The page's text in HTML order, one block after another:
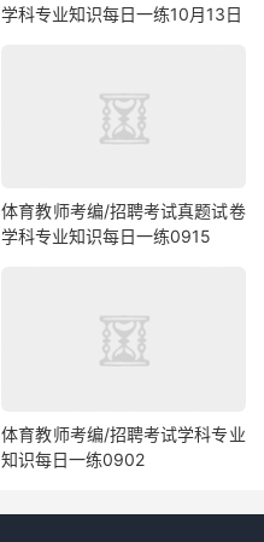
学科专业知识每日一练10月13日
体育教师考编/招聘考试真题试卷
学科专业知识每日一练0915
体育教师考编/招聘考试学科专业
知识每日一练0902